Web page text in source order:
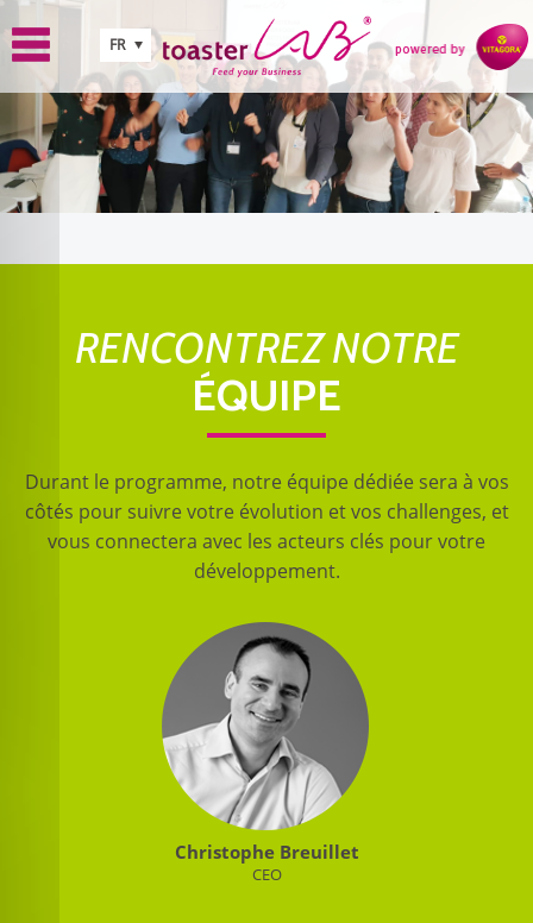
Aller au contenu principal
FR
RENCONTREZ NOTRE
ÉQUIPE
Durant le programme, notre équipe dédiée sera à vos
côtés pour suivre votre évolution et vos challenges, et
vous connectera avec les acteurs clés pour votre
développement.
Christophe Breuillet
CEO